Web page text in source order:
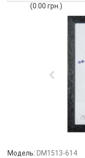
(0.00 грн.)
Модель: DM1513-614